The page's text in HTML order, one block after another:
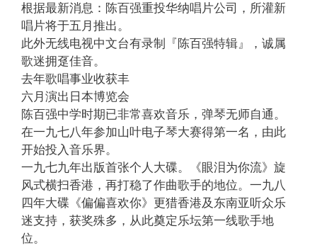
根据最新消息：陈百强重投华纳唱片公司，所灌新
唱片将于五月推出。
此外无线电视中文台有录制『陈百强特辑』，诚属
歌迷拥趸佳音。
去年歌唱事业收获丰
六月演出日本博览会
陈百强中学时期已非常喜欢音乐，弹琴无师自通。
在一九七八年参加山叶电子琴大赛得第一名，由此
开始投入音乐界。
一九七九年出版首张个人大碟。《眼泪为你流》旋
风式横扫香港，再打稳了作曲歌手的地位。一九八
四年大碟《偏偏喜欢你》更猎香港及东南亚听众乐
迷支持，获奖殊多，从此奠定乐坛第一线歌手地
位。